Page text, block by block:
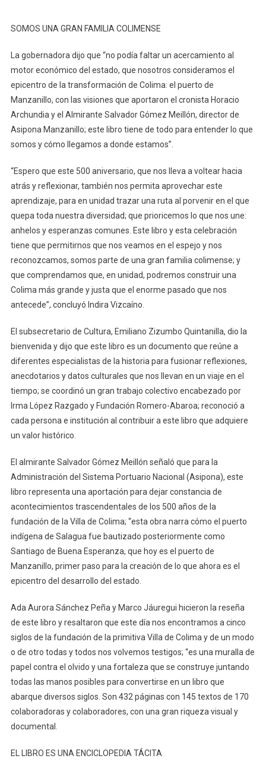
SOMOS UNA GRAN FAMILIA COLIMENSE
La gobernadora dijo que “no podía faltar un acercamiento al
motor económico del estado, que nosotros consideramos el
epicentro de la transformación de Colima: el puerto de
Manzanillo, con las visiones que aportaron el cronista Horacio
Archundia y el Almirante Salvador Gómez Meillón, director de
Asipona Manzanillo; este libro tiene de todo para entender lo que
somos y cómo llegamos a donde estamos”.
“Espero que este 500 aniversario, que nos lleva a voltear hacia
atrás y reflexionar, también nos permita aprovechar este
aprendizaje, para en unidad trazar una ruta al porvenir en el que
quepa toda nuestra diversidad; que prioricemos lo que nos une:
anhelos y esperanzas comunes. Este libro y esta celebración
tiene que permitirnos que nos veamos en el espejo y nos
reconozcamos, somos parte de una gran familia colimense; y
que comprendamos que, en unidad, podremos construir una
Colima más grande y justa que el enorme pasado que nos
antecede”, concluyó Indira Vizcaíno.
El subsecretario de Cultura, Emiliano Zizumbo Quintanilla, dio la
bienvenida y dijo que este libro es un documento que reúne a
diferentes especialistas de la historia para fusionar reflexiones,
anecdotarios y datos culturales que nos llevan en un viaje en el
tiempo; se coordinó un gran trabajo colectivo encabezado por
Irma López Razgado y Fundación Romero-Abaroa; reconoció a
cada persona e institución al contribuir a este libro que adquiere
un valor histórico.
El almirante Salvador Gómez Meillón señaló que para la
Administración del Sistema Portuario Nacional (Asipona), este
libro representa una aportación para dejar constancia de
acontecimientos trascendentales de los 500 años de la
fundación de la Villa de Colima; “esta obra narra cómo el puerto
indígena de Salagua fue bautizado posteriormente como
Santiago de Buena Esperanza, que hoy es el puerto de
Manzanillo, primer paso para la creación de lo que ahora es el
epicentro del desarrollo del estado.
Ada Aurora Sánchez Peña y Marco Jáuregui hicieron la reseña
de este libro y resaltaron que este día nos encontramos a cinco
siglos de la fundación de la primitiva Villa de Colima y de un modo
o de otro todas y todos nos volvemos testigos; “es una muralla de
papel contra el olvido y una fortaleza que se construye juntando
todas las manos posibles para convertirse en un libro que
abarque diversos siglos. Son 432 páginas con 145 textos de 170
colaboradoras y colaboradores, con una gran riqueza visual y
documental.
EL LIBRO ES UNA ENCICLOPEDIA TÁCITA